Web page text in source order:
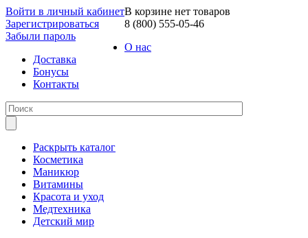
Войти в личный кабинет
Зарегистрироваться
Забыли пароль
В корзине нет товаров
8 (800) 555-05-46
О нас
Доставка
Бонусы
Контакты
Раскрыть каталог
Косметика
Маникюр
Витамины
Красота и уход
Медтехника
Детский мир